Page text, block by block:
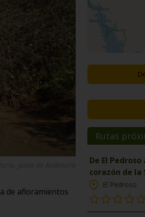
de afloramientos
Rutas
De El
corazón de la
El Pedroso